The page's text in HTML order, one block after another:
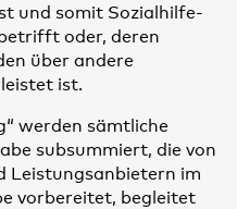
und somit Sozialhilfe-
oder, deren
über andere
ist.
werden sämtliche
subsummiert, die von
Leistungsanbietern im
vorbereitet, begleitet